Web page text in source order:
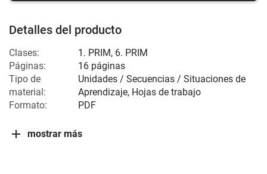
Detalles del producto
Clases:
1. PRIM, 6. PRIM
Páginas:
16 páginas
Tipo de
material:
Unidades / Secuencias / Situaciones de
Aprendizaje, Hojas de trabajo
Formato:
PDF
mostrar más